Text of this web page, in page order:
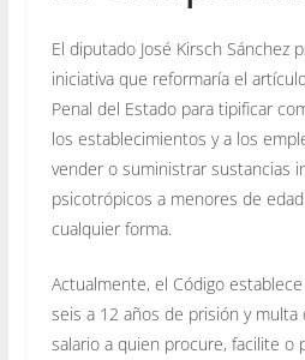
El diputado José Kirsch Sánchez
iniciativa que reformaría el
Penal del Estado para tipificar
los establecimientos y a los
vender o suministrar sustancias
psicotrópicos a menores de
cualquier forma.
Actualmente, el Código
seis a 12 años de prisión y multa
salario a quien procure, facilite o